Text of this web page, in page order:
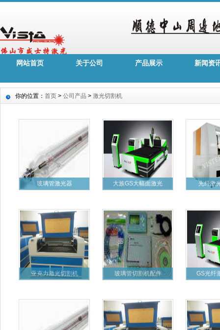
网站首页 关于公司 产品展示 新闻资
你的位置： 首页 > 公司产品 > 激光切割机
玻璃管激光器 大族GS大幅面激光 光纤激
亚克力激光切割机 玻璃管切割机配件 GS光纤